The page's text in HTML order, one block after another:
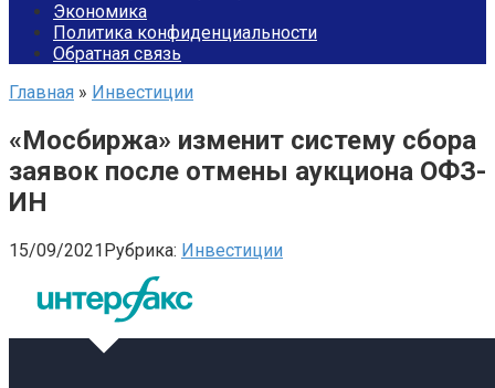
Экономика
Политика конфиденциальности
Обратная связь
Главная » Инвестиции
«Мосбиржа» изменит систему сбора
заявок после отмены аукциона ОФЗ-
ИН
15/09/2021Рубрика: Инвестиции